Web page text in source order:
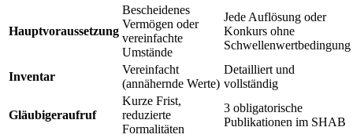
Hauptvoraussetzung
Bescheidenes
Vermögen oder
vereinfachte
Umstände
Jede Auflösung oder
Konkurs ohne
Schwellenwertbedingung
Inventar
Vereinfacht
(annähernde Werte)
Detailliert und
vollständig
Gläubigeraufruf
Kurze Frist,
reduzierte
Formalitäten
3 obligatorische
Publikationen im SHAB